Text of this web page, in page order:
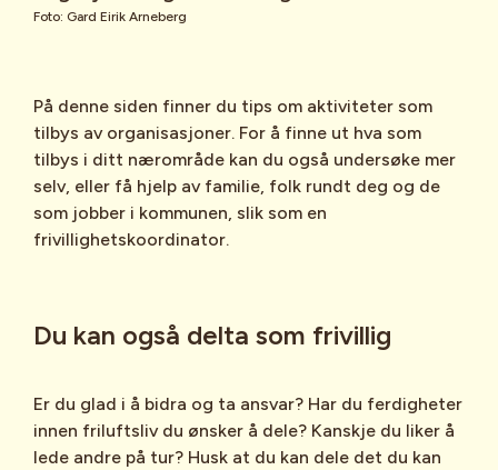
Foto: Gard Eirik Arneberg
På denne siden finner du tips om aktiviteter som
tilbys av organisasjoner. For å finne ut hva som
tilbys i ditt nærområde kan du også undersøke mer
selv, eller få hjelp av familie, folk rundt deg og de
som jobber i kommunen, slik som en
frivillighetskoordinator.
Du kan også delta som frivillig
Er du glad i å bidra og ta ansvar? Har du ferdigheter
innen friluftsliv du ønsker å dele? Kanskje du liker å
lede andre på tur? Husk at du kan dele det du kan